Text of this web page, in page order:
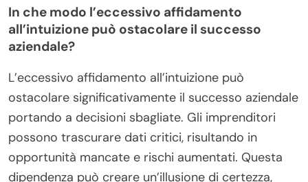
In che modo l’eccessivo affidamento
all’intuizione può ostacolare il successo
aziendale?
L’eccessivo affidamento all’intuizione può
ostacolare significativamente il successo aziendale
portando a decisioni sbagliate. Gli imprenditori
possono trascurare dati critici, risultando in
opportunità mancate e rischi aumentati. Questa
dipendenza può creare un’illusione di certezza,